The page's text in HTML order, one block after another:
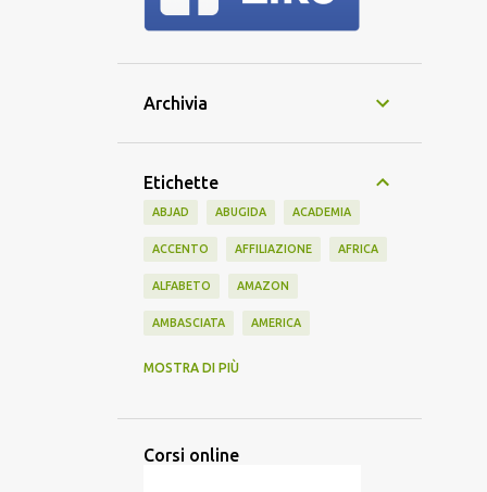
Archivia
Etichette
ABJAD ABUGIDA ACADEMIA
ACCENTO AFFILIAZIONE AFRICA
ALFABETO AMAZON
AMBASCIATA AMERICA
MOSTRA DI PIÙ
Corsi online